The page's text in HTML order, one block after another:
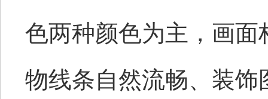
色两种颜色为主，画面
物线条自然流畅、装